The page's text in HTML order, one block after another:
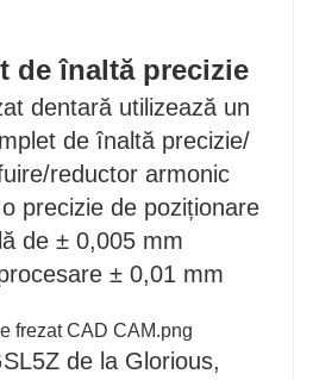
de înaltă precizie
dentară utilizează un
de înaltă precizie/
reductor armonic
precizie de poziționare
de ± 0,005 mm
± 0,01 mm
de la Glorious,